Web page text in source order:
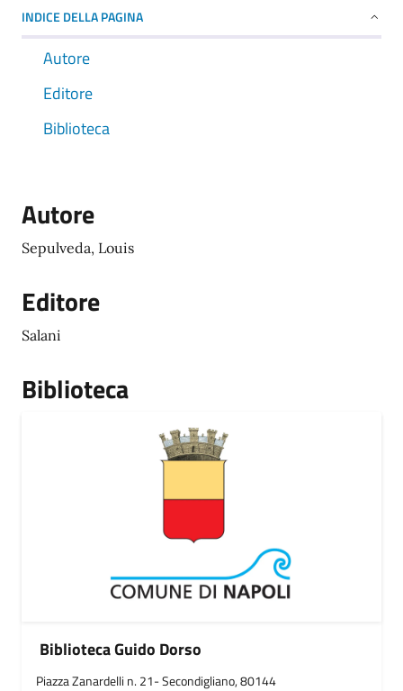
INDICE DELLA PAGINA
Autore
Editore
Biblioteca
Autore
Sepulveda, Louis
Editore
Salani
Biblioteca
Biblioteca Guido Dorso
Piazza Zanardelli n. 21- Secondigliano, 80144